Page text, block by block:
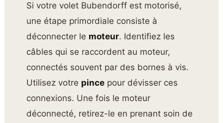
Si votre volet Bubendorff est motorisé,
une étape primordiale consiste à
déconnecter le moteur. Identifiez les
câbles qui se raccordent au moteur,
connectés souvent par des bornes à vis.
Utilisez votre pince pour dévisser ces
connexions. Une fois le moteur
déconnecté, retirez-le en prenant soin de